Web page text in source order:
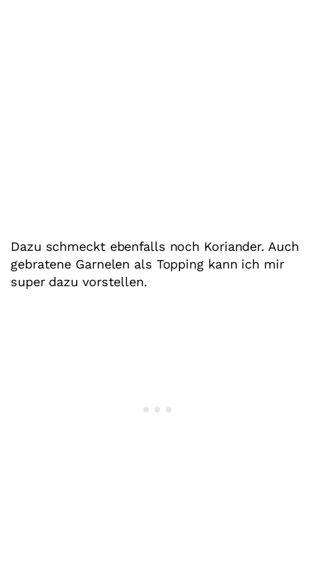
Dazu schmeckt ebenfalls noch Koriander. Auch
gebratene Garnelen als Topping kann ich mir
super dazu vorstellen.